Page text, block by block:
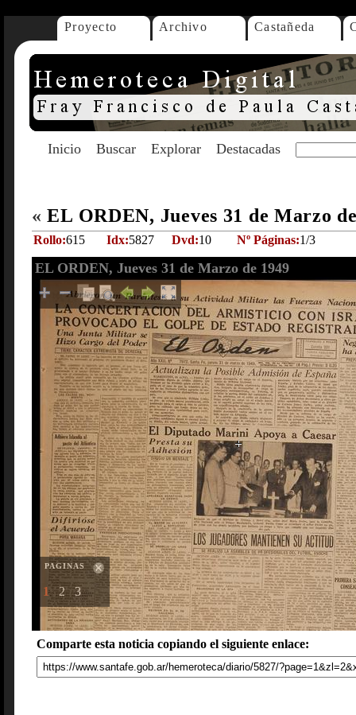
Proyecto Archivo Castañeda
Inicio Buscar Explorar Destacadas
« EL ORDEN, Jueves 31 de Marzo
Rollo:615 Idx:5827 Dvd:10 Nº Páginas:1/3
EL ORDEN, Jueves 31 de Marzo de 1949
PAGINAS
1 2 3
Comparte esta noticia copiando el siguiente enlace: